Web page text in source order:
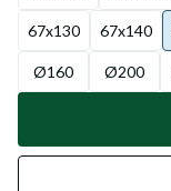
67x130 67x140
Ø160 Ø200